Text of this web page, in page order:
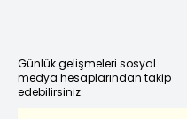
Günlük gelişmeleri sosyal
medya hesaplarından takip
edebilirsiniz.